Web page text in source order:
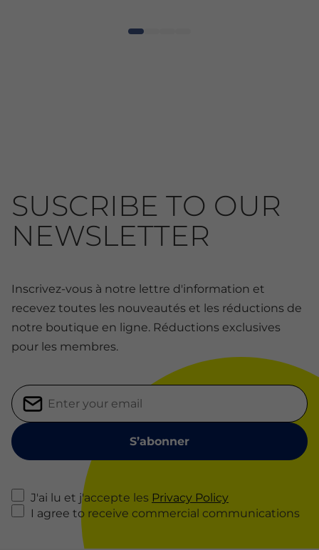
SUSCRIBE TO OUR
NEWSLETTER
Inscrivez-vous à notre lettre d'information et
recevez toutes les nouveautés et les réductions de
notre boutique en ligne. Réductions exclusives
pour les membres.
J'ai lu et j'accepte les Privacy Policy
I agree to receive commercial communications